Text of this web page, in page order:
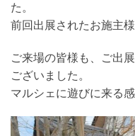
た。
前回出展されたお施主
ご来場の皆様も、ご出
ございました。
マルシェに遊びに来る